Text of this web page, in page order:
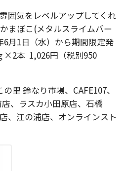
囲気をレベルアップしてくれ
まぼこ(メタルスライムバー
6月1日（水）から期間限定発
×2本 1,026円（税別950
里 鈴なり市場、CAFE107、
、ラスカ小田原店、石橋
、江の浦店、オンラインスト